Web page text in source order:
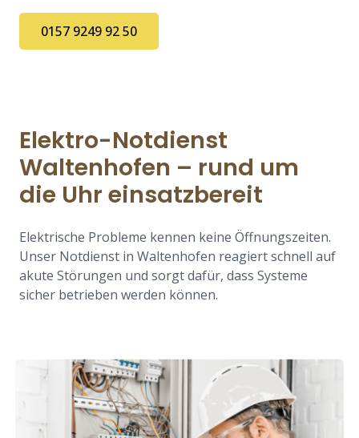
0157 9249 92 50
Elektro-Notdienst
Waltenhofen – rund um
die Uhr einsatzbereit
Elektrische Probleme kennen keine Öffnungszeiten.
Unser Notdienst in Waltenhofen reagiert schnell auf
akute Störungen und sorgt dafür, dass Systeme
sicher betrieben werden können.